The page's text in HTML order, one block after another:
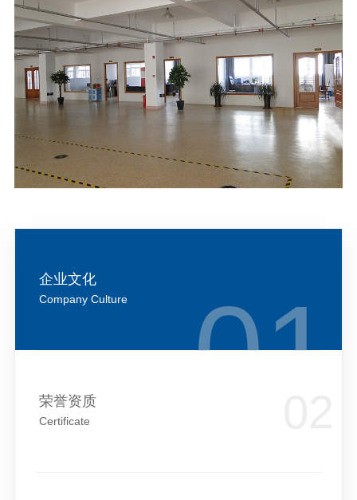
企业文化
Company Culture
荣誉资质
Certificate